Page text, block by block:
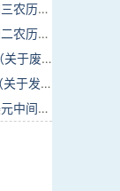
外贸简讯：2026年8月5日星期三农历六月廿三
外贸简讯：2026年8月4日星期二农历六月廿二
海关总署公告2026年第112号（关于废止部分卫生检疫类规范性文件的公告）
海关总署公告2026年第111号（关于发布《进出境动植物检疫处理监督管理工作规定》《进出境卫生处理监督管理工作规定》的公告）
2026年8月6日周四人民币对美元中间价报6.7895调贬6个基点